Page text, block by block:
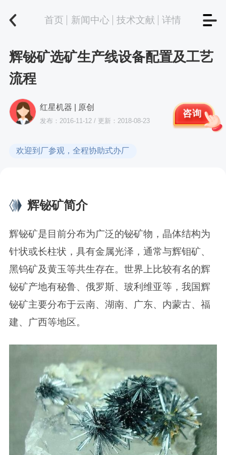
首页 新闻中心 技术文献 详情
辉铋矿选矿生产线设备配置及工艺
流程
红星机器 | 原创
发布：2016-11-12 / 更新：2018-08-23
咨询
欢迎到厂参观，全程协助式办厂
辉铋矿简介
辉铋矿是目前分布为广泛的铋矿物，晶体结构为
针状或长柱状，具有金属光泽，通常与辉钼矿、
黑钨矿及黄玉等共生存在。世界上比较有名的辉
铋矿产地有秘鲁、俄罗斯、玻利维亚等，我国辉
铋矿主要分布于云南、湖南、广东、内蒙古、福
建、广西等地区。